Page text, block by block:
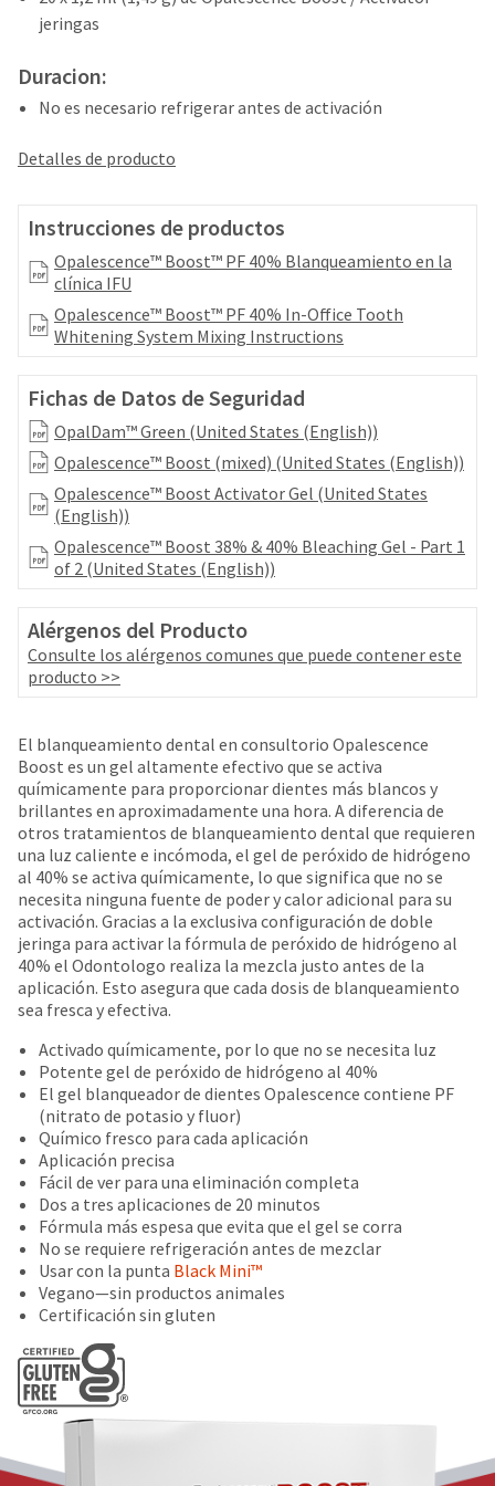
jeringas
Duracion:
No es necesario refrigerar antes de activación
Detalles de producto
Instrucciones de productos
Opalescence™ Boost™ PF 40% Blanqueamiento en la
clínica IFU
Opalescence™ Boost™ PF 40% In-Office Tooth
Whitening System Mixing Instructions
Fichas de Datos de Seguridad
OpalDam™ Green (United States (English))
Opalescence™ Boost (mixed) (United States (English))
Opalescence™ Boost Activator Gel (United States
(English))
Opalescence™ Boost 38% & 40% Bleaching Gel - Part 1
of 2 (United States (English))
Alérgenos del Producto
Consulte los alérgenos comunes que puede contener este
producto >>
El blanqueamiento dental en consultorio Opalescence
Boost es un gel altamente efectivo que se activa
químicamente para proporcionar dientes más blancos y
brillantes en aproximadamente una hora. A diferencia de
otros tratamientos de blanqueamiento dental que requieren
una luz caliente e incómoda, el gel de peróxido de hidrógeno
al 40% se activa químicamente, lo que significa que no se
necesita ninguna fuente de poder y calor adicional para su
activación. Gracias a la exclusiva configuración de doble
jeringa para activar la fórmula de peróxido de hidrógeno al
40% el Odontologo realiza la mezcla justo antes de la
aplicación. Esto asegura que cada dosis de blanqueamiento
sea fresca y efectiva.
Activado químicamente, por lo que no se necesita luz
Potente gel de peróxido de hidrógeno al 40%
El gel blanqueador de dientes Opalescence contiene PF
(nitrato de potasio y fluor)
Químico fresco para cada aplicación
Aplicación precisa
Fácil de ver para una eliminación completa
Dos a tres aplicaciones de 20 minutos
Fórmula más espesa que evita que el gel se corra
No se requiere refrigeración antes de mezclar
Usar con la punta Black Mini™
Vegano—sin productos animales
Certificación sin gluten
shipped
a
later
separate
from
rest
of
your
order
replenished.
The
estimated
ship
date
subject
to
any
time
due
availability.
You
will
receive
an
order
confirmation
email
and
an
email
when
the
is
ready
to
ship.
You
have
the
option
to
cancel
the
item
at
time
while
still
backordered
HighRadius
This
email
is
best
create
HighRadius
account
because
it
unique
link
associated
with
your
account.
you
do
have
access
to
this
will
be
able
to
self-
register,
but
will
need
your
customer
number
and
an
invoice
number
for
identification.
You
are
now
leaving
Ultradent.com
and
being
redirected
our